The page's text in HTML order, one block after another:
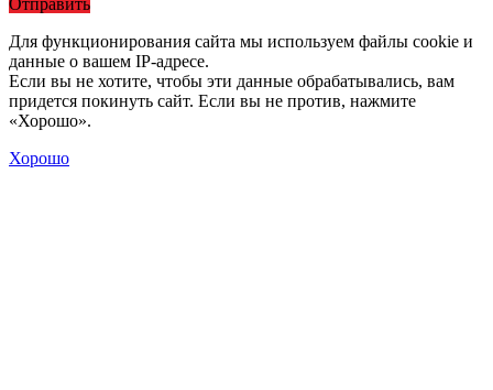
Отправить
Для функционирования сайта мы используем файлы cookie и
данные о вашем IP-адресе.
Если вы не хотите, чтобы эти данные обрабатывались, вам
придется покинуть сайт. Если вы не против, нажмите
«Хорошо».
Хорошо